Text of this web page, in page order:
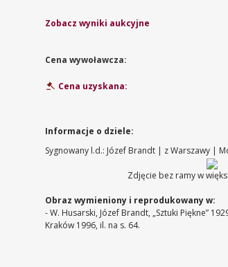
Zobacz wyniki aukcyjne
Cena wywoławcza:
Cena uzyskana:
Informacje o dziele:
Sygnowany l.d.: Józef Brandt | z Warszawy |
Zdjęcie bez ramy w
Obraz wymieniony i reprodukowany w:
- W. Husarski, Józef Brandt, „Sztuki Piękne”
Kraków 1996, il. na s. 64.